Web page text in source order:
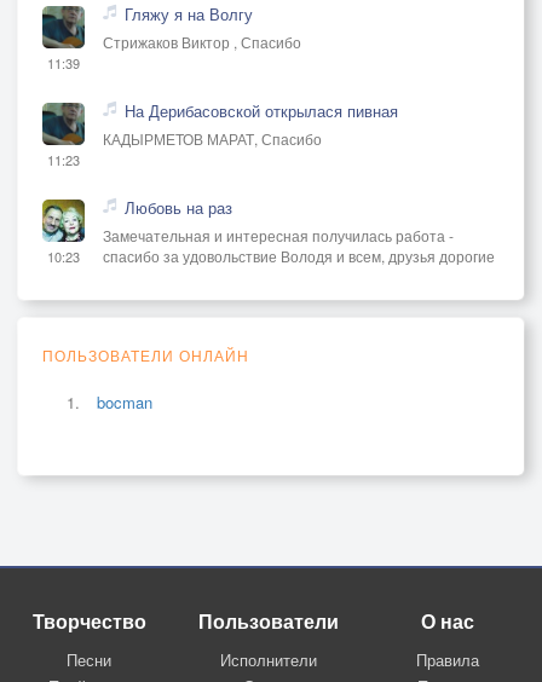
11:39
Гляжу я на Волгу
Стрижаков Виктор , Спасибо
11:23
На Дерибасовской открылася пивная
КАДЫРМЕТОВ МАРАТ, Спасибо
10:23
Любовь на раз
Замечательная и интересная получилась работа -
спасибо за удовольствие Володя и всем, друзья дорогие
ПОЛЬЗОВАТЕЛИ ОНЛАЙН
bocman
Творчество
Песни
Пользователи
Исполнители
О нас
Правила